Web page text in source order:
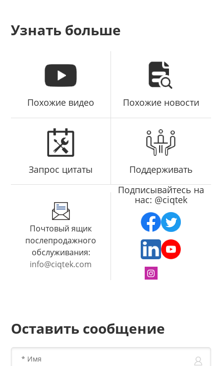
Узнать больше
Похожие видео Похожие новости
Запрос цитаты Поддерживать
Почтовый ящик
послепродажного
обслуживания:
info@ciqtek.com
Подписывайтесь на
нас: @ciqtek
Оставить сообщение